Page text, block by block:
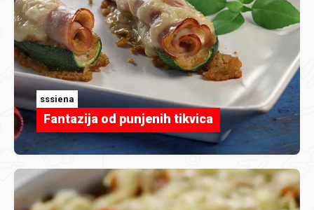
sssiena
Fantazija od punjenih tikvica